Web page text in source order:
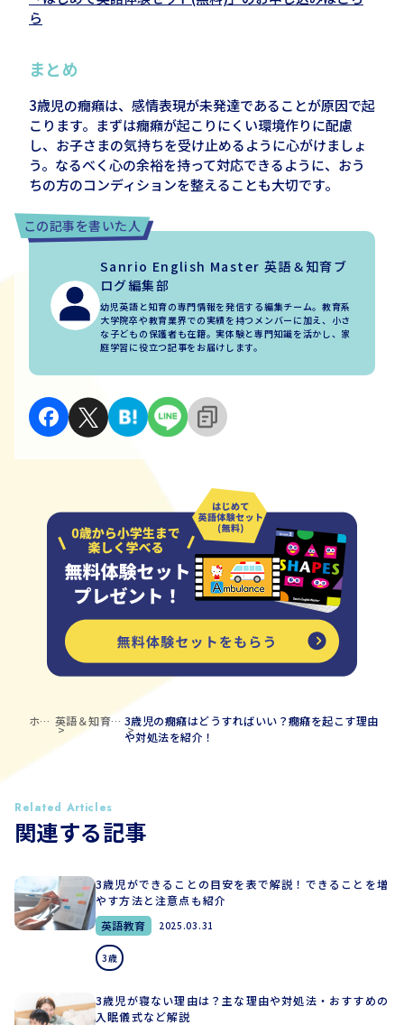
ら
まとめ
3歳児の癇癪は、感情表現が未発達であることが原因で起
こります。まずは癇癪が起こりにくい環境作りに配慮
し、お子さまの気持ちを受け止めるように心がけましょ
う。なるべく心の余裕を持って対応できるように、おう
ちの方のコンディションを整えることも大切です。
この記事を書いた人
Sanrio English Master 英語＆知育ブ
ログ編集部
幼児英語と知育の専門情報を発信する編集チーム。教育系
大学院卒や教育業界での実績を持つメンバーに加え、小さ
な子どもの保護者も在籍。実体験と専門知識を活かし、家
庭学習に役立つ記事をお届けします。
ホー 英語＆知育ブ
ログ
3歳児の癇癪はどうすればいい？癇癪を起こす理由
や対処法を紹介！
関連する記事
Related Articles
3歳児ができることの目安を表で解説！できることを増
やす方法と注意点も紹介
英語教育
2025.03.31
3歳
3歳児が寝ない理由は？主な理由や対処法・おすすめの
入眠儀式など解説